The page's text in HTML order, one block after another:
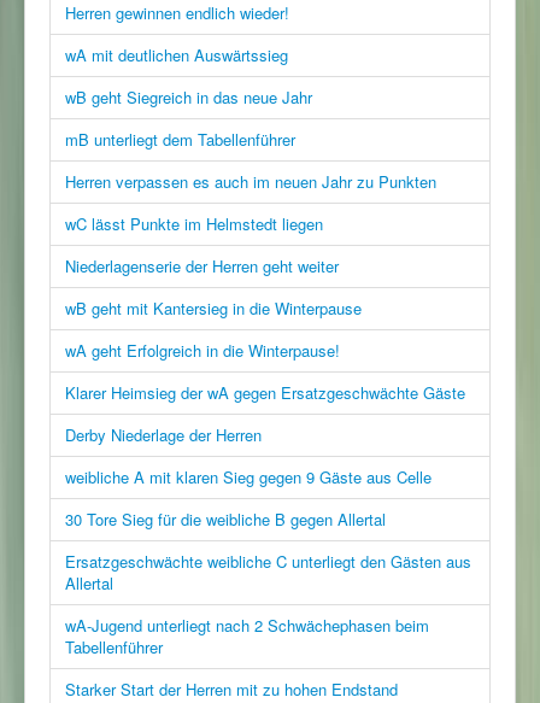
Herren gewinnen endlich wieder!
wA mit deutlichen Auswärtssieg
wB geht Siegreich in das neue Jahr
mB unterliegt dem Tabellenführer
Herren verpassen es auch im neuen Jahr zu Punkten
wC lässt Punkte im Helmstedt liegen
Niederlagenserie der Herren geht weiter
wB geht mit Kantersieg in die Winterpause
wA geht Erfolgreich in die Winterpause!
Klarer Heimsieg der wA gegen Ersatzgeschwächte Gäste
Derby Niederlage der Herren
weibliche A mit klaren Sieg gegen 9 Gäste aus Celle
30 Tore Sieg für die weibliche B gegen Allertal
Ersatzgeschwächte weibliche C unterliegt den Gästen aus
Allertal
wA-Jugend unterliegt nach 2 Schwächephasen beim
Tabellenführer
Starker Start der Herren mit zu hohen Endstand